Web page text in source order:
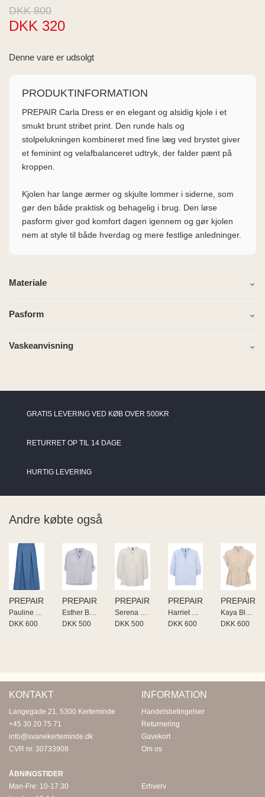
MODA
DKK 800
DKK 320
Denne vare er udsolgt
PRODUKTINFORMATION
PREPAIR Carla Dress er en elegant og alsidig kjole i et
smukt brunt stribet print. Den runde hals og
stolpelukningen kombineret med fine læg ved brystet giver
et feminint og velafbalanceret udtryk, der falder pænt på
kroppen.
Kjolen har lange ærmer og skjulte lommer i siderne, som
gør den både praktisk og behagelig i brug. Den løse
pasform giver god komfort dagen igennem og gør kjolen
nem at style til både hverdag og mere festlige anledninger.
Materiale
Pasform
Vaskeanvisning
GRATIS LEVERING VED KØB OVER 500KR
RETURRET OP TIL 14 DAGE
HURTIG LEVERING
Andre købte også
PREPAIR
Pauline Skirt
DKK 600
PREPAIR
Esther Blouse
DKK 500
PREPAIR
Serena Blouse
DKK 500
PREPAIR
Harriet Blouse
DKK 600
PREPAIR
Kaya Blouse
DKK 600
KONTAKT
Langegade 21, 5300 Kerteminde
+45 30 20 75 71
info@svanekerteminde.dk
CVR nr. 30733908
ÅBNINGSTIDER
Man-Fre: 10-17.30
INFORMATION
Handelsbetingelser
Returnering
Gavekort
Om os
Erhverv